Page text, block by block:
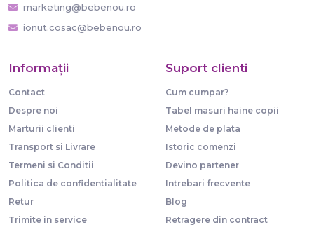
marketing@bebenou.ro
ionut.cosac@bebenou.ro
Informaţii
Contact
Despre noi
Marturii clienti
Transport si Livrare
Termeni si Conditii
Politica de confidentialitate
Retur
Trimite in service
Suport clienti
Cum cumpar?
Tabel masuri haine copii
Metode de plata
Istoric comenzi
Devino partener
Intrebari frecvente
Blog
Retragere din contract